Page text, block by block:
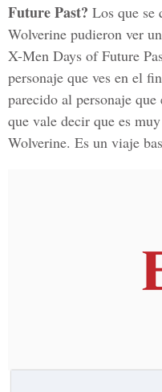
Future Past? Los que se
Wolverine pudieron ver
X-Men Days of Future
personaje que ves en el
parecido al personaje
que vale decir que es
Wolverine. Es un viaje